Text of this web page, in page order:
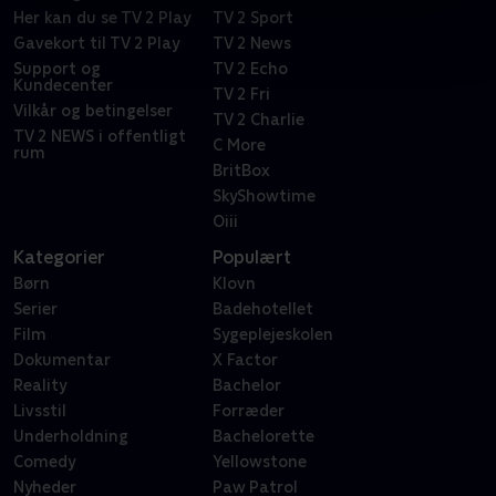
Her kan du se TV 2 Play
Gavekort til TV 2 Play
Support og
Kundecenter
Vilkår og betingelser
TV 2 NEWS i offentligt
rum
TV 2 Sport
TV 2 News
TV 2 Echo
TV 2 Fri
TV 2 Charlie
C More
BritBox
SkyShowtime
Oiii
Kategorier
Børn
Serier
Film
Dokumentar
Reality
Livsstil
Underholdning
Comedy
Nyheder
Populært
Klovn
Badehotellet
Sygeplejeskolen
X Factor
Bachelor
Forræder
Bachelorette
Yellowstone
Paw Patrol